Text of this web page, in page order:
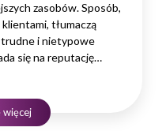
zasobów. Sposób,
tłumaczą
trudne i nietypowe
się na reputację
kompetencji
więcej